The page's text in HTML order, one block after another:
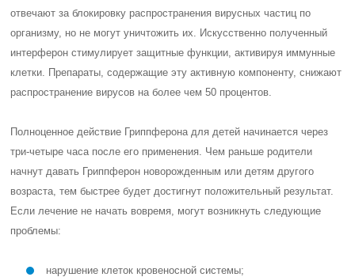
отвечают за блокировку распространения вирусных частиц по
организму, но не могут уничтожить их. Искусственно полученный
интерферон стимулирует защитные функции, активируя иммунные
клетки. Препараты, содержащие эту активную компоненту, снижают
распространение вирусов на более чем 50 процентов.
Полноценное действие Гриппферона для детей начинается через
три-четыре часа после его применения. Чем раньше родители
начнут давать Гриппферон новорожденным или детям другого
возраста, тем быстрее будет достигнут положительный результат.
Если лечение не начать вовремя, могут возникнуть следующие
проблемы:
нарушение клеток кровеносной системы;